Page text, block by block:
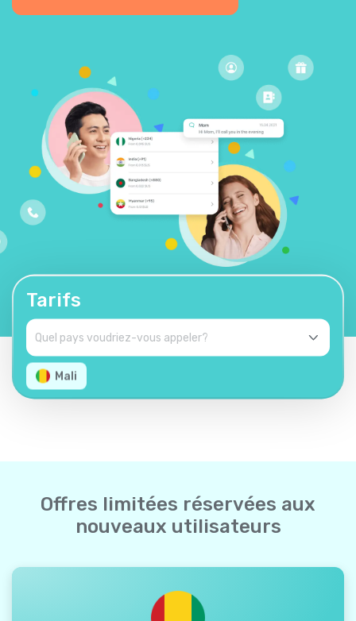
Tarifs
Mali
Offres limitées réservées aux
nouveaux utilisateurs